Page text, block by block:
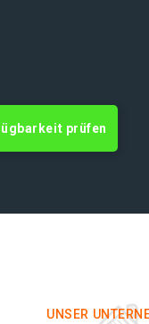
prüfen
UNSER